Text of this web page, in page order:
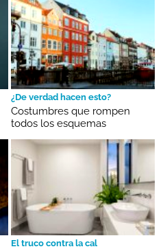
¿De verdad hacen esto?
Costumbres que rompen
todos los esquemas
El truco contra la cal